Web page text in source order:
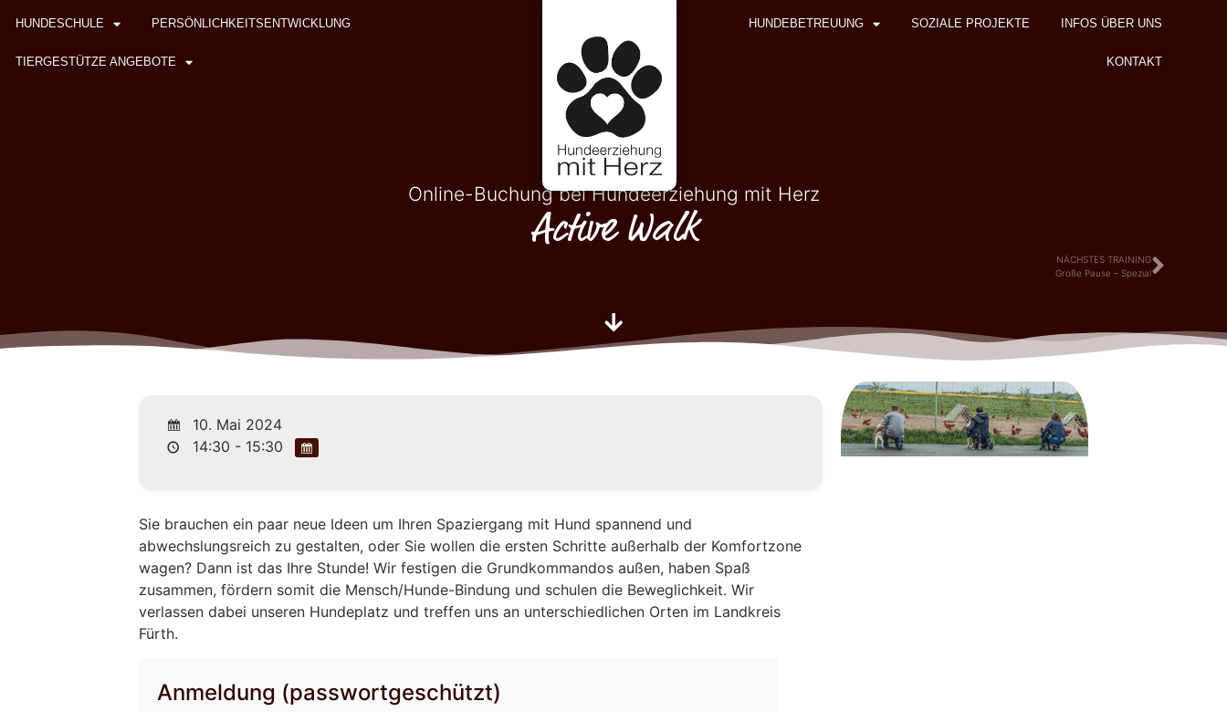
HUNDESCHULE PERSÖNLICHKEITSENTWICKLUNG
TIERGESTÜTZE ANGEBOTE
HUNDEBETREUUNG SOZIALE PROJEKTE INFOS ÜBER UNS
KONTAKT
Online-Buchung bei Hundeerziehung mit Herz
Active Walk
NÄCHSTES TRAINING
Große Pause – Spezial
10. Mai 2024
14:30 - 15:30
Sie brauchen ein paar neue Ideen um Ihren Spaziergang mit Hund spannend und
abwechslungsreich zu gestalten, oder Sie wollen die ersten Schritte außerhalb der Komfortzone
wagen? Dann ist das Ihre Stunde! Wir festigen die Grundkommandos außen, haben Spaß
zusammen, fördern somit die Mensch/Hunde-Bindung und schulen die Beweglichkeit. Wir
verlassen dabei unseren Hundeplatz und treffen uns an unterschiedlichen Orten im Landkreis
Fürth.
Anmeldung (passwortgeschützt)